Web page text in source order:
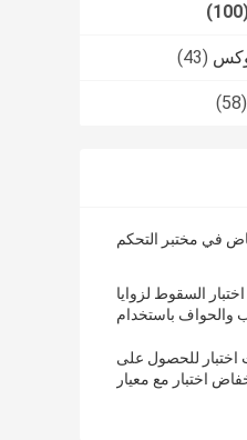
(43)
(58)
في مختبر التحكم
السقوط لزوايا
والحواف باستخدام
للحصول على
اختبار مع معيار